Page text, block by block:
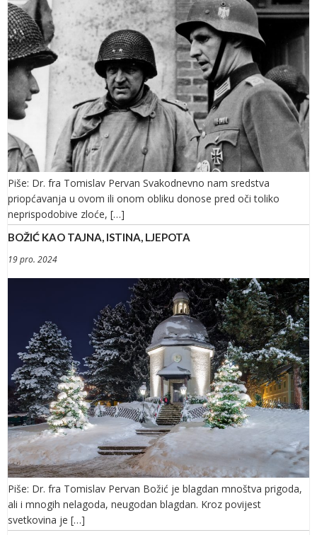
Piše: Dr. fra Tomislav Pervan Svakodnevno nam sredstva
priopćavanja u ovom ili onom obliku donose pred oči toliko
neprispodobive zloće, […]
BOŽIĆ KAO TAJNA, ISTINA, LJEPOTA
19 pro. 2024
Piše: Dr. fra Tomislav Pervan Božić je blagdan mnoštva prigoda,
ali i mnogih nelagoda, neugodan blagdan. Kroz povijest
svetkovina je […]